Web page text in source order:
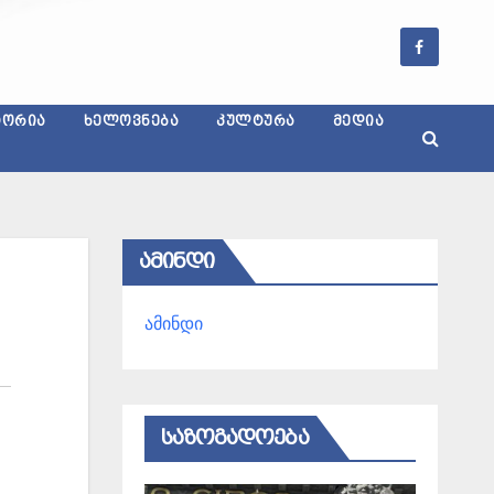
ᲮᲔᲚᲝᲕᲜᲔᲑᲐ ᲙᲣᲚᲢᲣᲠᲐ ᲛᲔᲓᲘᲐ
ᲐᲛᲘᲜᲓᲘ
ამინდი
ᲡᲐᲖᲝᲒᲐᲓᲝᲔᲑᲐ